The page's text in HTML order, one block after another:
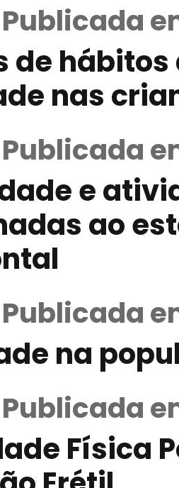
de
nas
e
ao
na
Física